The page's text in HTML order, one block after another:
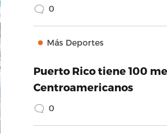
0
Más Deportes
Puerto Rico tiene 100
Centroamericanos
0